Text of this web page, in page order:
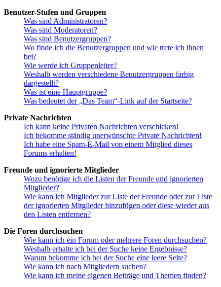
Benutzer-Stufen und Gruppen
Was sind Administratoren?
Was sind Moderatoren?
Was sind Benutzergruppen?
Wo finde ich die Benutzergruppen und wie trete ich ihnen
bei?
Wie werde ich Gruppenleiter?
Weshalb werden verschiedene Benutzergruppen farbig
dargestellt?
Was ist eine Hauptgruppe?
Was bedeutet der „Das Team“-Link auf der Startseite?
Private Nachrichten
Ich kann keine Privaten Nachrichten verschicken!
Ich bekomme ständig unerwünschte Private Nachrichten!
Ich habe eine Spam-E-Mail von einem Mitglied dieses
Forums erhalten!
Freunde und ignorierte Mitglieder
Wozu benötige ich die Listen der Freunde und ignorierten
Mitglieder?
Wie kann ich Mitglieder zur Liste der Freunde oder zur Liste
der ignorierten Mitglieder hinzufügen oder diese wieder aus
den Listen entfernen?
Die Foren durchsuchen
Wie kann ich ein Forum oder mehrere Foren durchsuchen?
Weshalb erhalte ich bei der Suche keine Ergebnisse?
Warum bekomme ich bei der Suche eine leere Seite?
Wie kann ich nach Mitgliedern suchen?
Wie kann ich meine eigenen Beiträge und Themen finden?